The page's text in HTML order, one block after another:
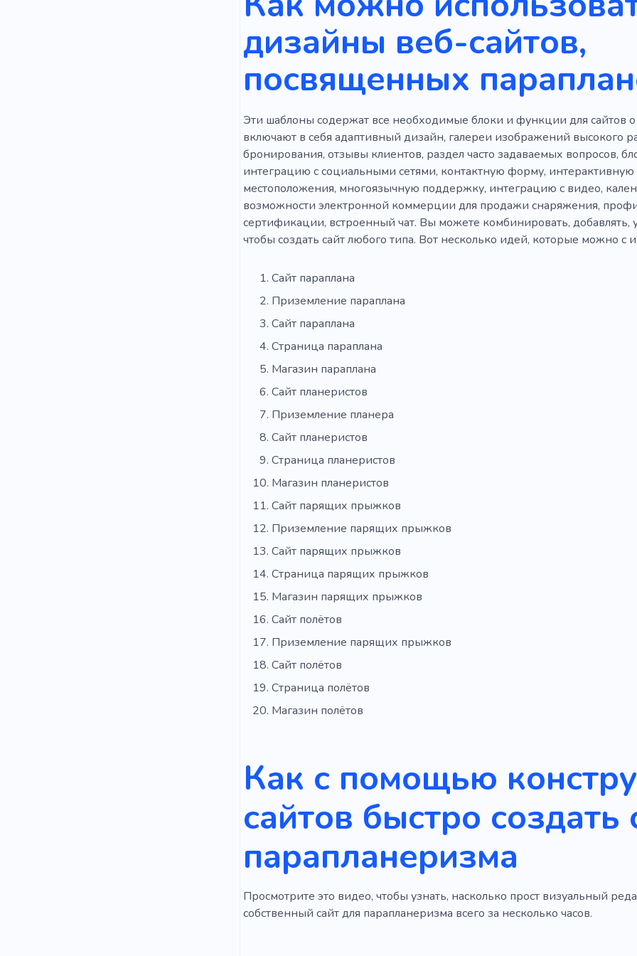
Квест с друзьями
Холодный Парк Фургон
Дачный
За границей
Европа Город Поезд
дизайны веб-сайтов,
посвященных
Эти шаблоны содержат все необходимые блоки и функции для сайтов
включают в себя адаптивный дизайн, галереи изображений высокого
бронирования, отзывы клиентов, раздел часто задаваемых вопросов,
интеграцию с социальными сетями, контактную форму, интерактивную
местоположения, многоязычную поддержку, интеграцию с видео,
возможности электронной коммерции для продажи снаряжения,
сертификации, встроенный чат. Вы можете комбинировать, добавлять,
чтобы создать сайт любого типа. Вот несколько идей, которые можно с
Сайт параплана
Приземление параплана
Сайт параплана
Страница параплана
Магазин параплана
Сайт планеристов
Приземление планера
Сайт планеристов
Страница планеристов
Магазин планеристов
Сайт парящих прыжков
Приземление парящих прыжков
Сайт парящих прыжков
Страница парящих прыжков
Магазин парящих прыжков
Сайт полётов
Приземление парящих прыжков
Сайт полётов
Страница полётов
Магазин полётов
Как с помощью
сайтов быстро создать
парапланеризма
Просмотрите это видео, чтобы узнать, насколько прост визуальный
собственный сайт для парапланеризма всего за несколько часов.